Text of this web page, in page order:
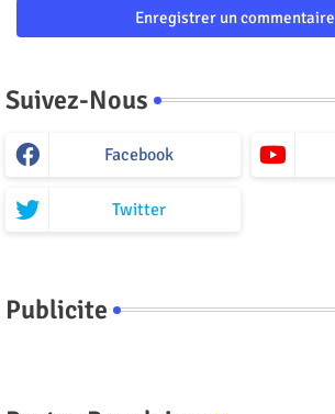
Enregistrer un
Suivez-Nous
Facebook
Twitter
Publicite